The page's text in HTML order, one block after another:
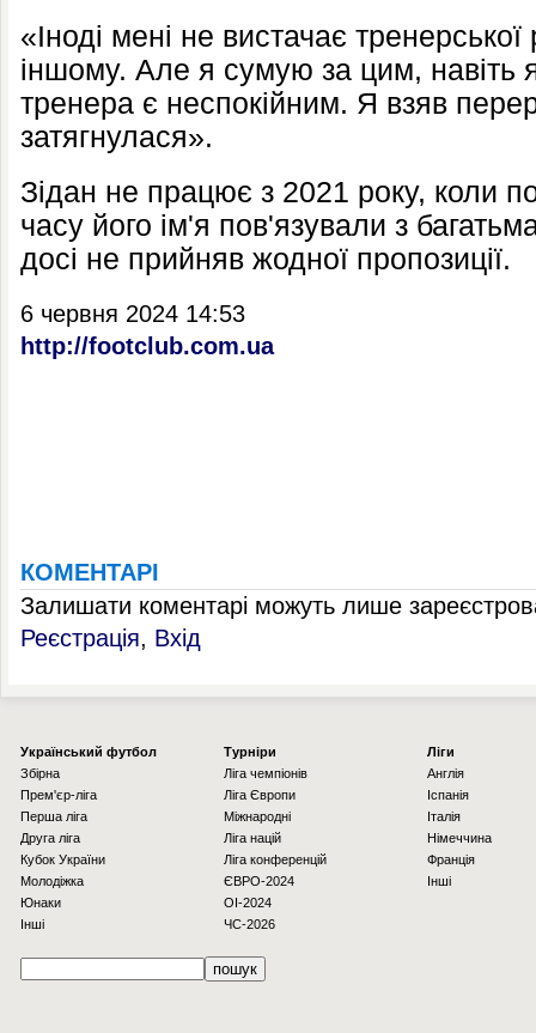
«Іноді мені не вистачає
іншому. Але я сумую за цим, навіть
тренера є неспокійним. Я взяв
затягнулася».
Зідан не працює з 2021 року, коли
часу його ім'я пов'язували з
досі не прийняв жодної пропозиції.
6 червня 2024 14:53
http://footclub.com.ua
КОМЕНТАРІ
Залишати коментарі можуть лише
Реєстрація, Вхід
Українcький футбол
Збірна
Прем'єр-ліга
Перша ліга
Друга ліга
Кубок України
Молодіжка
Юнаки
Інші
Турніри
Ліга чемпіонів
Ліга Європи
Міжнародні
Ліга націй
Ліга конференцій
ЄВРО-2024
OI-2024
ЧС-2026
Ліги
Англія
Іспанія
Італія
Німеччина
Франція
Інші